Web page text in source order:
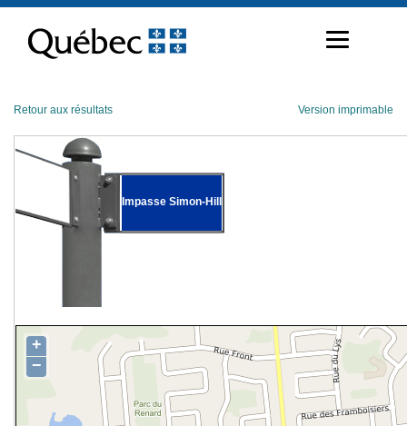
contenu
Retour aux résultats Version imprimable
Impasse Simon-Hill
+
−